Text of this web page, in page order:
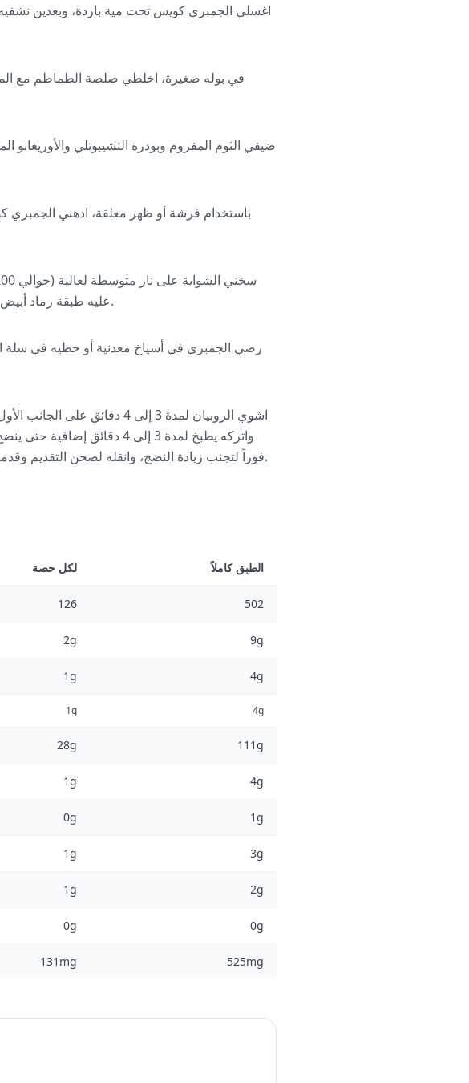
اغسلي الجمبري كويس تحت مية باردة، وبعدين
في بوله صغيرة، اخلطي صلصة الطماطم مع
ضيفي الثوم المفروم وبودرة التشيبوتلي
عليه طبقة رماد أبيض. ادهني شبكة الشواية أو سلة الشوي بشوية زيت عشان الجمبري ما يلزقش.
اشوي الروبيان لمدة 3 إلى 4
واتركه يطبخ لمدة 3 إلى 4
فوراً لتجنب زيادة النضج، وانقله لصحن التقديم وقدمه وهو ساخن مع اختيارك من الخضروات ذات المؤشر الجلايسيمي المنخفض.
لكل حصة الطبق كاملاً
126 502
2g 9g
1g 4g
1g 4g
28g 111g
1g 4g
0g 1g
1g 3g
1g 2g
0g 0g
131mg 525mg